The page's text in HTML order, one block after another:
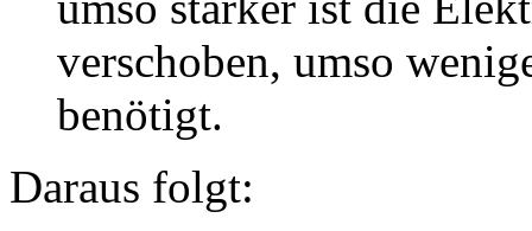
verschoben, umso
benötigt.
Daraus folgt: